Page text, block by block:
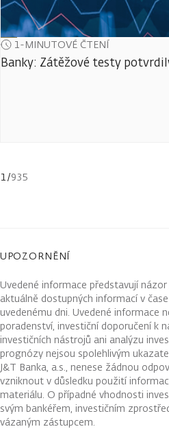
1-MINUTOVÉ ČTENÍ
Banky: Zátěžové testy
1/935
UPOZORNĚNÍ
Uvedené informace představují
aktuálně dostupných informací v
uvedenému dni. Uvedené informace
poradenství, investiční doporučení k
investičních nástrojů ani analýzu
prognózy nejsou spolehlivým
J&T Banka, a.s., nenese žádnou
vzniknout v důsledku použití
materiálu. O případné vhodnosti
svým bankéřem, investičním
vázaným zástupcem.